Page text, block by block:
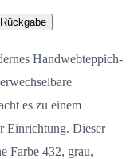
Handwebteppich-
es zu einem
Einrichtung. Dieser
Farbe 432, grau,